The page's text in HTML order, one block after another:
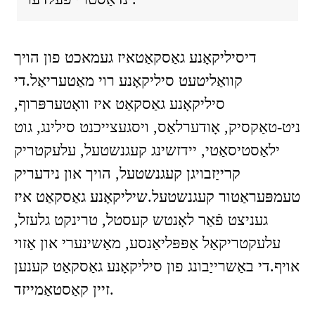
דיסיליקאָנע גאַסקאַטאיז געמאכט פון הויך
קוואַליטעט סיליקאָנע רוי מאַטעריאַל.די
סיליקאָנע גאַסקאַט איז וואָטערפּרוף,
ניט-טאַקסיק, אָודערלאַס, ויסגעצייכנט סילינג, גוט
ילאַסטיסאַטי, יידזשינג קעגנשטעל, עלעקטריק
קרייַזבויגן קעגנשטעל, הויך און נידעריק
טעמפּעראַטור קעגנשטעל.שיליקאָנע גאַסקאַט איז
געניצט פֿאַר לאָנטש קעסטל, טרינקט גלעזל,
עלעקטריקאַל אַפּפּליאַנסע, מאַשינערי און אַזוי
אויף.די באַשרייַבונג פון סיליקאָנע גאַסקאַט קענען
זיין קאַסטאַמייזד.